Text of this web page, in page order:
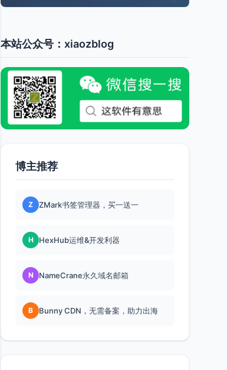
本站公众号：xiaozblog
博主推荐
Z ZMark书签管理器，买一送一
H HexHub运维&开发利器
N NameCrane永久域名邮箱
B Bunny CDN，无需备案，助力出海